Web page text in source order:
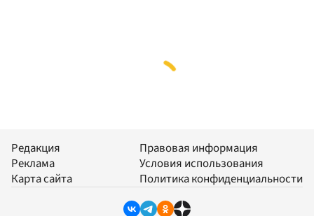
Редакция
Реклама
Карта сайта
Правовая информация
Условия использования
Политика конфиденциальности